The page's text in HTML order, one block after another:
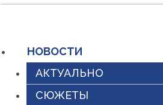
содержимому
НОВОСТИ
АКТУАЛЬНО
СЮЖЕТЫ